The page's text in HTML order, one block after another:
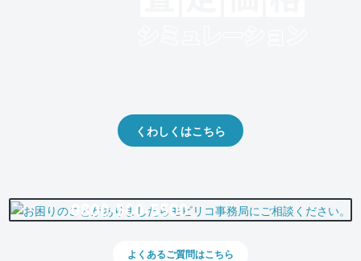
くわしくはこちら
0800-500-5500
よくあるご質問はこちら